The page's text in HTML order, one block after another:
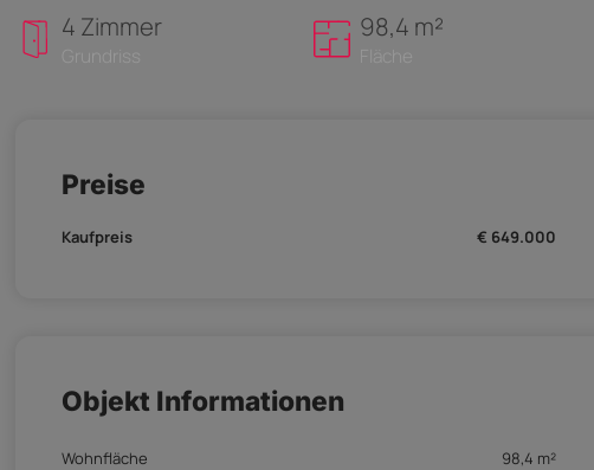
4 Zimmer
Grundriss
98,4 m²
Fläche
Preise
Kaufpreis € 649.000
Objekt Informationen
Wohnfläche 98,4 m²